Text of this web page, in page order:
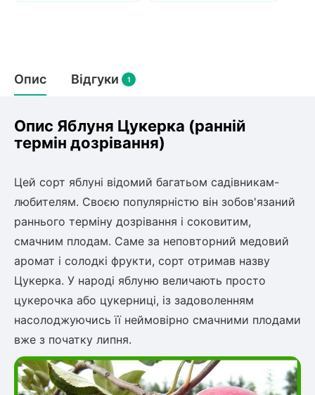
Опис Відгуки 1
Опис Яблуня Цукерка (ранній
термін дозрівання)
Цей сорт яблуні відомий багатьом садівникам-
любителям. Своєю популярністю він зобов'язаний
раннього терміну дозрівання і соковитим,
смачним плодам. Саме за неповторний медовий
аромат і солодкі фрукти, сорт отримав назву
Цукерка. У народі яблуню величають просто
цукерочка або цукерниці, із задоволенням
насолоджуючись її неймовірно смачними плодами
вже з початку липня.